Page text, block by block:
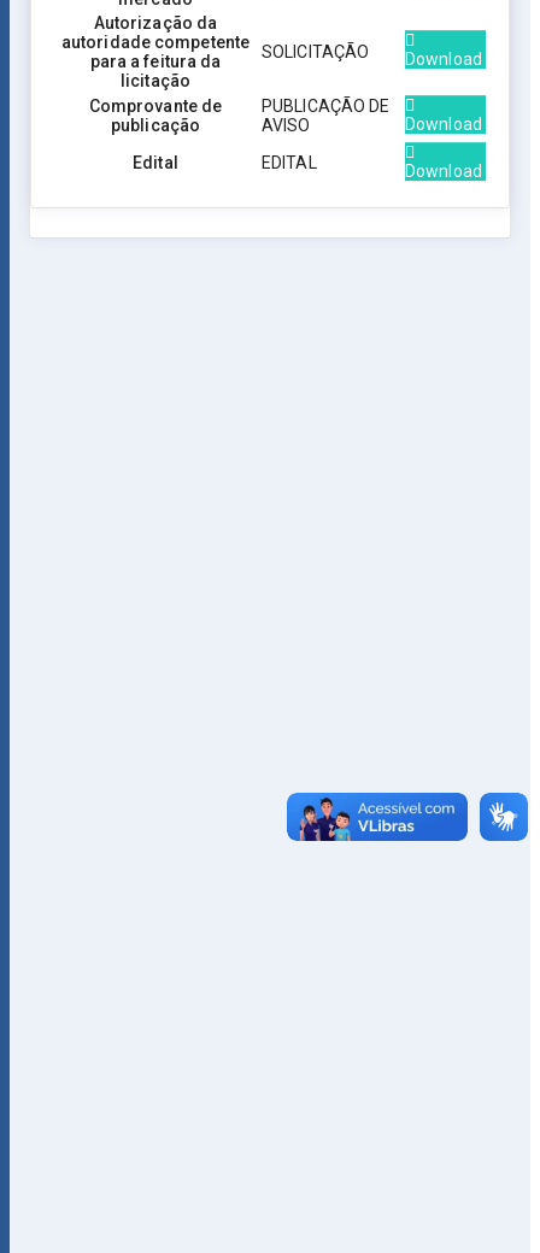
Autorização da
autoridade competente
para a feitura da
licitação
SOLICITAÇÃO Download
Comprovante de
publicação
PUBLICAÇÃO DE
AVISO
Download
Edital
EDITAL Download